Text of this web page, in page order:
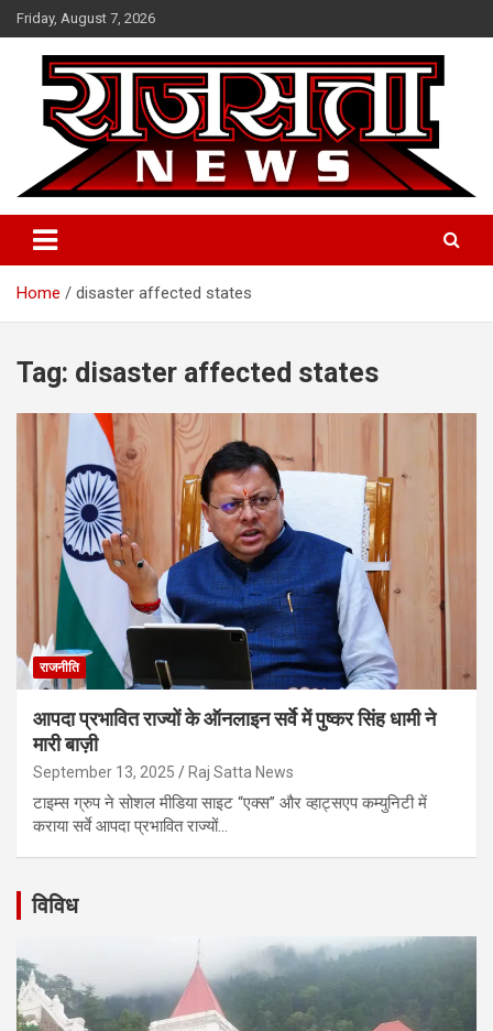
Skip
to
content
Friday, August 7, 2026
Raj Satta News
Home disaster affected states
Tag: disaster affected states
राजनीति
आपदा प्रभावित राज्यों के ऑनलाइन सर्वे में पुष्कर सिंह धामी ने
मारी बाज़ी
September 13, 2025 Raj Satta News
टाइम्स ग्रुप ने सोशल मीडिया साइट “एक्स” और व्हाट्सएप कम्युनिटी में
कराया सर्वे आपदा प्रभावित राज्यों…
विविध